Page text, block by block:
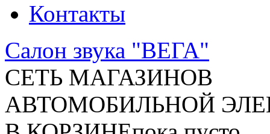
Контакты
Салон звука "ВЕГА"
СЕТЬ МАГАЗИНОВ
АВТОМОБИЛЬНОЙ